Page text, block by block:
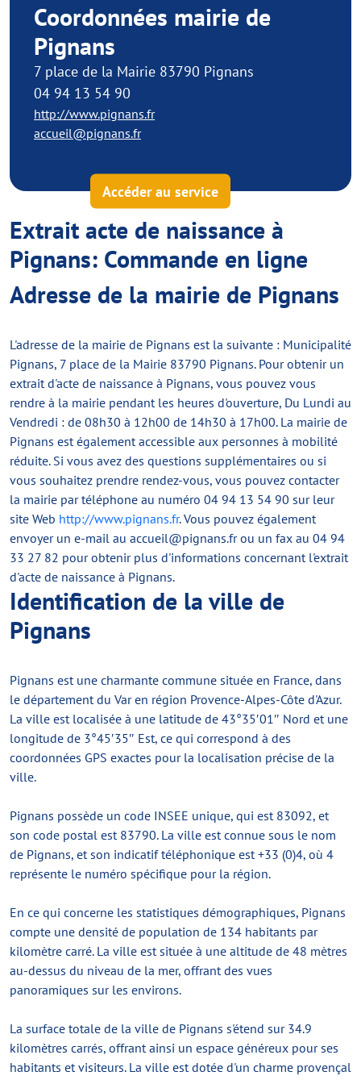
Coordonnées mairie de
Pignans
7 place de la Mairie 83790 Pignans
04 94 13 54 90
http://www.pignans.fr
accueil@pignans.fr
Accéder au service
Extrait acte de naissance à
Pignans: Commande en ligne
Adresse de la mairie de Pignans
L'adresse de la mairie de Pignans est la suivante : Municipalité
Pignans, 7 place de la Mairie 83790 Pignans. Pour obtenir un
extrait d'acte de naissance à Pignans, vous pouvez vous
rendre à la mairie pendant les heures d'ouverture, Du Lundi au
Vendredi : de 08h30 à 12h00 de 14h30 à 17h00. La mairie de
Pignans est également accessible aux personnes à mobilité
réduite. Si vous avez des questions supplémentaires ou si
vous souhaitez prendre rendez-vous, vous pouvez contacter
la mairie par téléphone au numéro 04 94 13 54 90 sur leur
site Web http://www.pignans.fr. Vous pouvez également
envoyer un e-mail au accueil@pignans.frou un fax au 04 94
33 27 82 pour obtenir plus d'informations concernant l'extrait
d'acte de naissance à Pignans.
Identification de la ville de
Pignans
Pignans est une charmante commune située en France, dans
le département du Var en région Provence-Alpes-Côte d'Azur.
La ville est localisée à une latitude de 43°35′01″ Nord et une
longitude de 3°45′35″ Est, ce qui correspond à des
coordonnées GPS exactes pour la localisation précise de la
ville.
Pignans possède un code INSEE unique, qui est 83092, et
son code postal est 83790. La ville est connue sous le nom
de Pignans, et son indicatif téléphonique est +33 (0)4, où 4
représente le numéro spécifique pour la région.
En ce qui concerne les statistiques démographiques, Pignans
compte une densité de population de 134 habitants par
kilomètre carré. La ville est située à une altitude de 48 mètres
au-dessus du niveau de la mer, offrant des vues
panoramiques sur les environs.
La surface totale de la ville de Pignans s'étend sur 34.9
kilomètres carrés, offrant ainsi un espace généreux pour ses
habitants et visiteurs. La ville est dotée d'un charme provençal